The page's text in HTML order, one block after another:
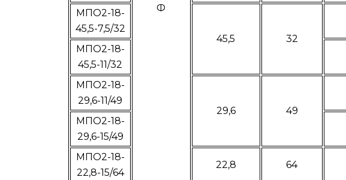
Ф
МПО2-18-
45,5-7,5/32
45,5
32
МПО2-18-
45,5-11/32
МПО2-18-
29,6-11/49
29,6
49
МПО2-18-
29,6-15/49
МПО2-18-
22,8-15/64
22,8 64